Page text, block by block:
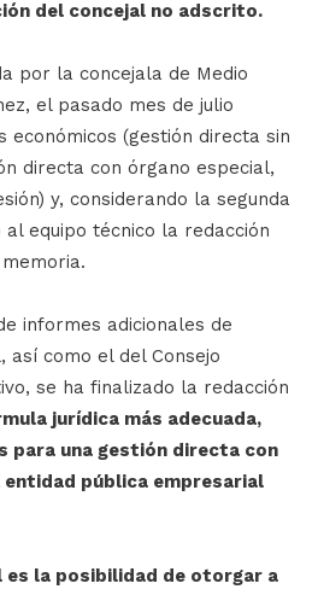
del concejal no adscrito.
por la concejala de Medio
el pasado mes de julio
económicos (gestión directa sin
directa con órgano especial,
y, considerando la segunda
equipo técnico la redacción
informes adicionales de
como el del Consejo
se ha finalizado la redacción
jurídica más adecuada,
para una gestión directa con
entidad pública empresarial
es la posibilidad de otorgar a